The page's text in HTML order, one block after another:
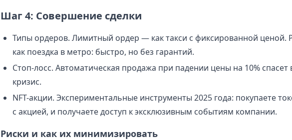
Шаг 4: Совершение сделки
Типы ордеров. Лимитный ордер — как такси с фиксированной
как поездка в метро: быстро, но без гарантий.
Стоп-лосс. Автоматическая продажа при падении цены на 10% спасет
кризис.
NFT-акции. Экспериментальные инструменты 2025 года: покупаете
с акцией, и получаете доступ к эксклюзивным событиям компании.
Риски и как их минимизировать